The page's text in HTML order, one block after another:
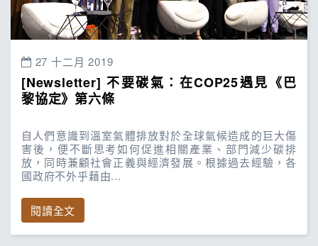
27 十二月 2019
[Newsletter] 不要碳氣：在COP25遇見《巴
黎協定》第六條
自人們意識到溫室氣體排放對於全球氣候造成的巨大傷
害後，便不斷思考如何促進相關產業、部門減少碳排
放，同時兼顧社會正義與經濟發展。根據過去經驗，各
國政府不外乎藉由...
閱讀全文